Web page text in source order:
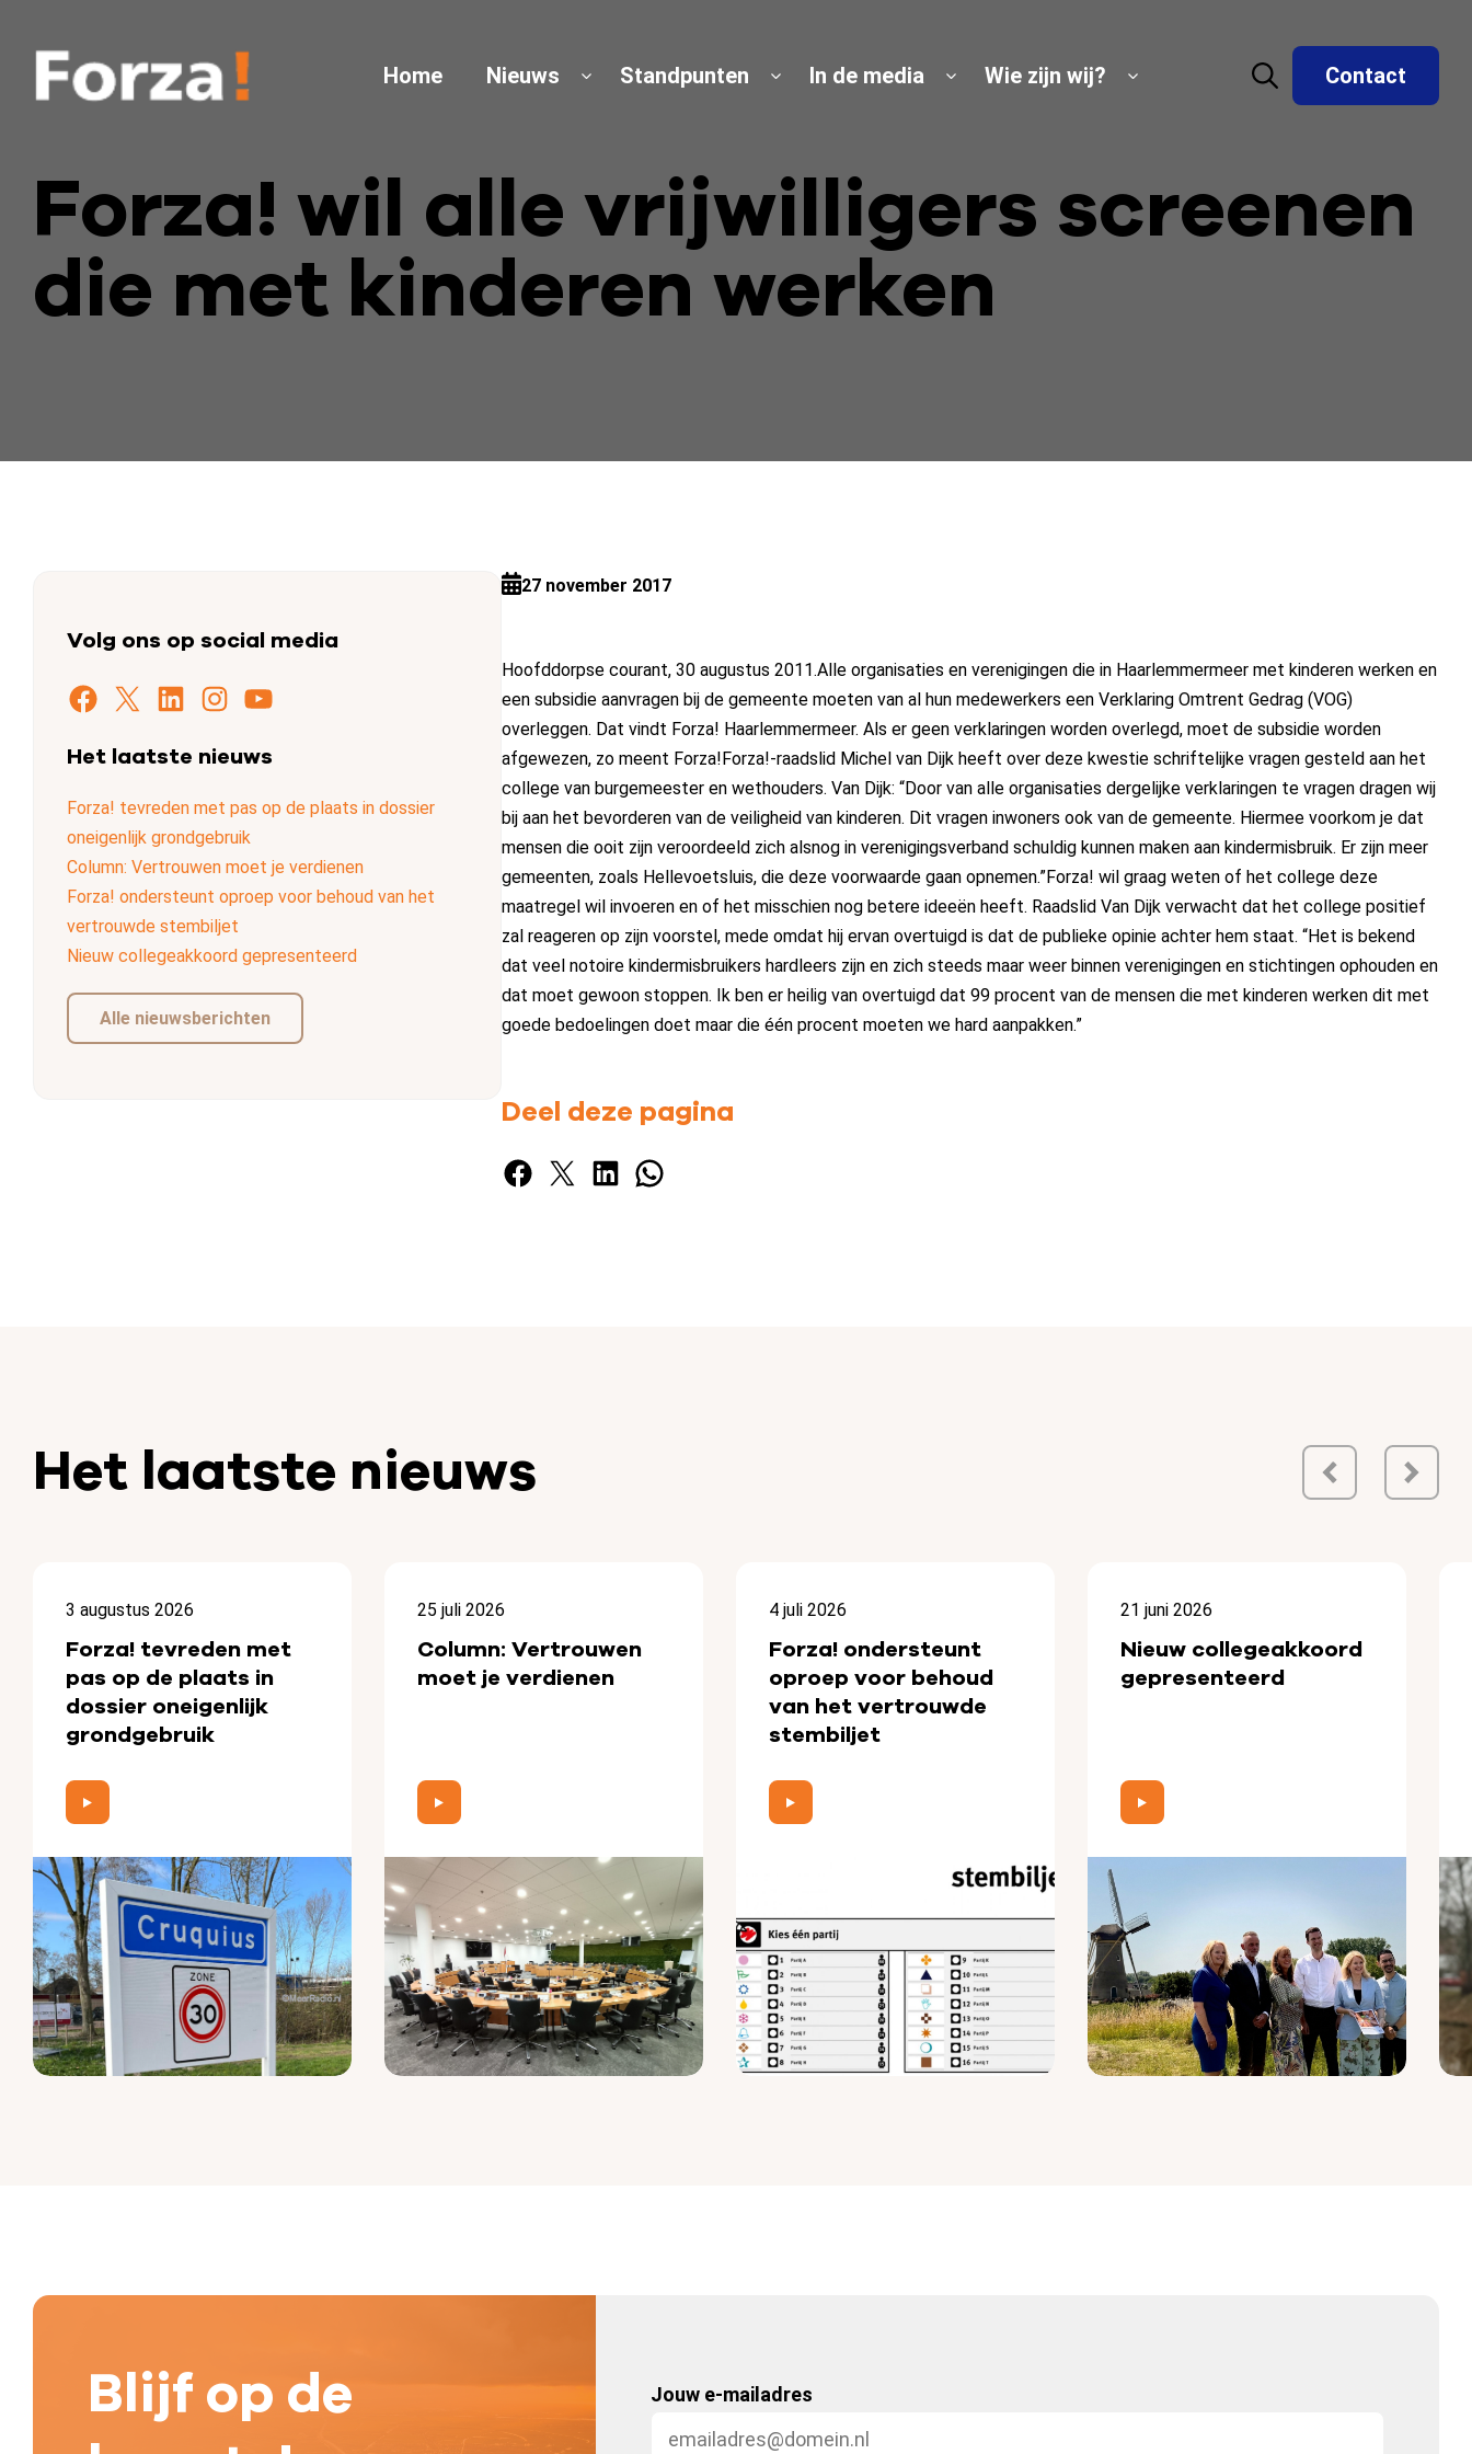
Home Nieuws Standpunten In de media Wie zijn wij? Contact
Forza! wil alle vrijwilligers screenen
die met kinderen werken
Volg ons op social media
Facebook X LinkedIn Instagram YouTube
Het laatste nieuws
Forza! tevreden met pas op de plaats in dossier
oneigenlijk grondgebruik
Column: Vertrouwen moet je verdienen
Forza! ondersteunt oproep voor behoud van het
vertrouwde stembiljet
Nieuw collegeakkoord gepresenteerd
Alle nieuwsberichten
27 november 2017
Hoofddorpse courant, 30 augustus 2011.Alle organisaties en verenigingen die in Haarlemmermeer met kinderen werken en
een subsidie aanvragen bij de gemeente moeten van al hun medewerkers een Verklaring Omtrent Gedrag (VOG)
overleggen. Dat vindt Forza! Haarlemmermeer. Als er geen verklaringen worden overlegd, moet de subsidie worden
afgewezen, zo meent Forza!Forza!-raadslid Michel van Dijk heeft over deze kwestie schriftelijke vragen gesteld aan het
college van burgemeester en wethouders. Van Dijk: “Door van alle organisaties dergelijke verklaringen te vragen dragen wij
bij aan het bevorderen van de veiligheid van kinderen. Dit vragen inwoners ook van de gemeente. Hiermee voorkom je dat
mensen die ooit zijn veroordeeld zich alsnog in verenigingsverband schuldig kunnen maken aan kindermisbruik. Er zijn meer
gemeenten, zoals Hellevoetsluis, die deze voorwaarde gaan opnemen.”Forza! wil graag weten of het college deze
maatregel wil invoeren en of het misschien nog betere ideeën heeft. Raadslid Van Dijk verwacht dat het college positief
zal reageren op zijn voorstel, mede omdat hij ervan overtuigd is dat de publieke opinie achter hem staat. “Het is bekend
dat veel notoire kindermisbruikers hardleers zijn en zich steeds maar weer binnen verenigingen en stichtingen ophouden en
dat moet gewoon stoppen. Ik ben er heilig van overtuigd dat 99 procent van de mensen die met kinderen werken dit met
goede bedoelingen doet maar die één procent moeten we hard aanpakken.”
Deel deze pagina
Facebook X LinkedIn WhatsApp
Het laatste nieuws
3 augustus 2026
Forza! tevreden met
pas op de plaats in
dossier oneigenlijk
grondgebruik
25 juli 2026
Column: Vertrouwen
moet je verdienen
4 juli 2026
Forza! ondersteunt
oproep voor behoud
van het vertrouwde
stembiljet
21 juni 2026
Nieuw collegeakkoord
gepresenteerd
Blijf op de
Jouw e-mailadres